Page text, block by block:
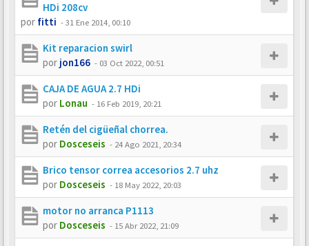
HDi 208cv
por fitti -31 Ene 2014, 00:10
Kit reparacion swirl
por jon166 - 03 Oct 2022, 00:51
CAJA DE AGUA 2.7 HDi
por Lonau - 16 Feb 2019, 20:21
Retén del cigüeñal chorrea.
por Dosceseis - 24 Ago 2021, 20:34
Brico tensor correa accesorios 2.7 uhz
por Dosceseis - 18 May 2022, 20:03
motor no arranca P1113
por Dosceseis - 15 Abr 2022, 21:09